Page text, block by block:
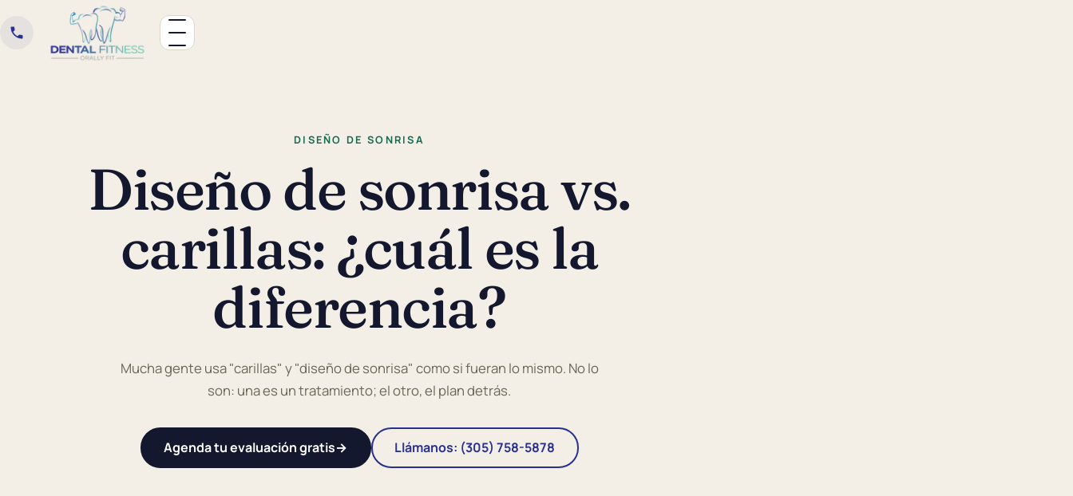
DISEÑO DE SONRISA
Diseño de sonrisa vs.
carillas: ¿cuál es la
diferencia?
Mucha gente usa "carillas" y "diseño de sonrisa" como si fueran lo mismo. No lo
son: una es un tratamiento; el otro, el plan detrás.
Agenda tu evaluación gratis→ Llámanos: (305) 758-5878